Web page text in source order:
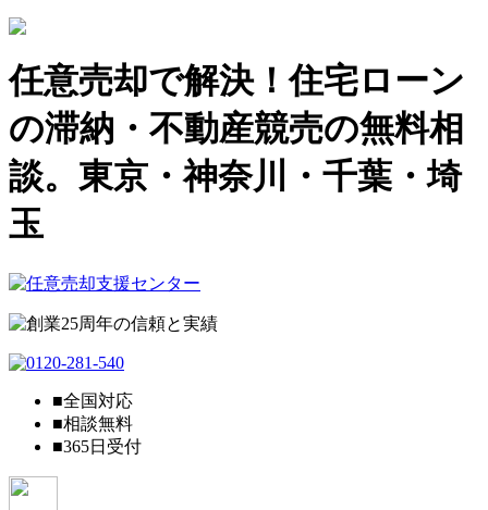
任意売却で解決！住宅ローン
の滞納・不動産競売の無料相
談。東京・神奈川・千葉・埼
玉
■全国対応
■相談無料
■365日受付